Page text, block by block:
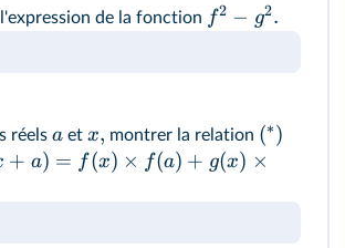
de la fonction f2 − g2.
réels a et x, montrer la relation (∗)
+ a) = f(x) × f(a) + g(x) ×